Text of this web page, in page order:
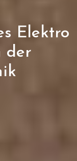
Elektro
der